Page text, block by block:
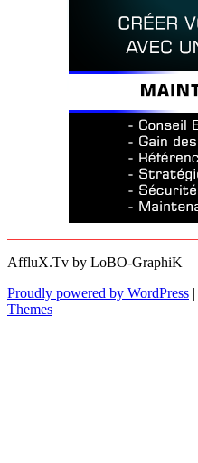
AffluX.Tv by LoBO-GraphiK
Proudly powered by WordPress |
Themes